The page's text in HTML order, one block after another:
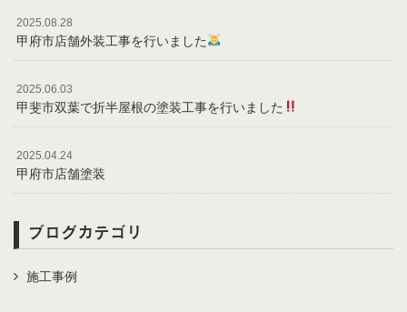
2025.08.28
甲府市店舗外装工事を行いました
2025.06.03
甲斐市双葉で折半屋根の塗装工事を行いました
2025.04.24
甲府市店舗塗装
ブログカテゴリ
施工事例